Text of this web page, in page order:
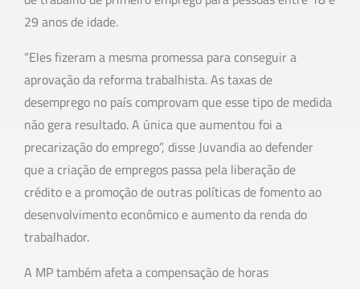
29 anos de idade.
“Eles fizeram a mesma promessa para conseguir a
aprovação da reforma trabalhista. As taxas de
desemprego no país comprovam que esse tipo de medida
não gera resultado. A única que aumentou foi a
precarização do emprego”, disse Juvandia ao defender
que a criação de empregos passa pela liberação de
crédito e a promoção de outras políticas de fomento ao
desenvolvimento econômico e aumento da renda do
trabalhador.
A MP também afeta a compensação de horas